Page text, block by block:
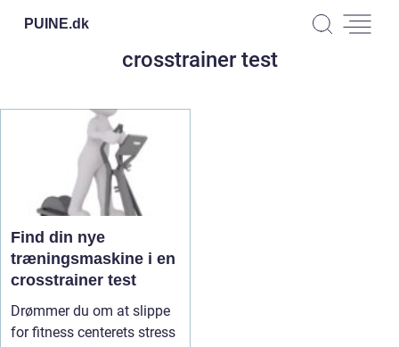
PUINE.dk
crosstrainer test
Find din nye
træningsmaskine i en
crosstrainer test
Drømmer du om at slippe
for fitness centerets stress